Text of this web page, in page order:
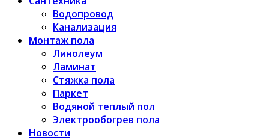
Водопровод
Канализация
Монтаж пола
Линолеум
Ламинат
Стяжка пола
Паркет
Водяной теплый пол
Электрообогрев пола
Новости